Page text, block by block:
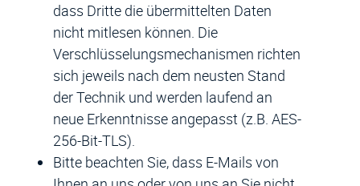
dass Dritte die übermittelten Daten
nicht mitlesen können. Die
Verschlüsselungsmechanismen richten
sich jeweils nach dem neusten Stand
der Technik und werden laufend an
neue Erkenntnisse angepasst (z.B. AES-
256-Bit-TLS).
Bitte beachten Sie, dass E-Mails von